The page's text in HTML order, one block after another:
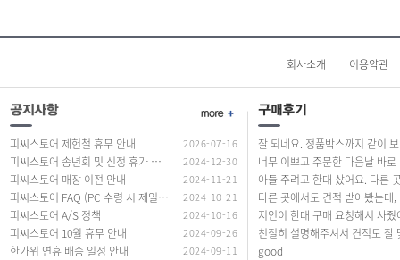
회사소개 이용약관
피씨스토어 제헌철 휴무 안내 2026-07-16
피씨스토어 송년회 및 신정 휴가 안내 2024-12-30
피씨스토어 매장 이전 안내 2024-11-21
피씨스토어 FAQ (PC 수령 시 제일 많이 하는 질문 답변) 2024-10-21
피씨스토어 A/S 정책 2024-10-16
피씨스토어 10월 휴무 안내 2024-09-26
한가위 연휴 배송 일정 안내 2024-09-11 good